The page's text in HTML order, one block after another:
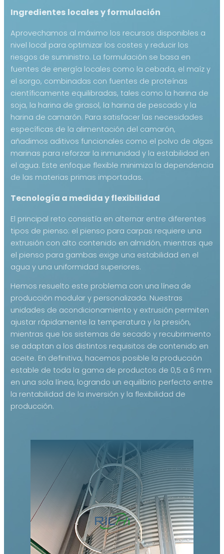
Ingredientes locales y formulación
Aprovechamos al máximo los recursos disponibles a
nivel local para optimizar los costes y reducir los
riesgos de suministro. La formulación se basa en
fuentes de energía locales como la cebada, el maíz y
el sorgo, combinadas con fuentes de proteínas
científicamente equilibradas, tales como la harina de
soja, la harina de girasol, la harina de pescado y la
harina de camarón. Para satisfacer las necesidades
específicas de la alimentación del camarón,
añadimos aditivos funcionales como el polvo de algas
marinas para reforzar la inmunidad y la estabilidad en
el agua. Este enfoque flexible minimiza la dependencia
de las materias primas importadas.
Tecnología a medida y flexibilidad
El principal reto consistía en alternar entre diferentes
tipos de pienso: el pienso para carpas requiere una
extrusión con alto contenido en almidón, mientras que
el pienso para gambas exige una estabilidad en el
agua y una uniformidad superiores.
Hemos resuelto este problema con una línea de
producción modular y personalizada. Nuestras
unidades de acondicionamiento y extrusión permiten
ajustar rápidamente la temperatura y la presión,
mientras que los sistemas de secado y recubrimiento
se adaptan a los distintos requisitos de contenido en
aceite. En definitiva, hacemos posible la producción
estable de toda la gama de productos de 0,5 a 6 mm
en una sola línea, logrando un equilibrio perfecto entre
la rentabilidad de la inversión y la flexibilidad de
producción.